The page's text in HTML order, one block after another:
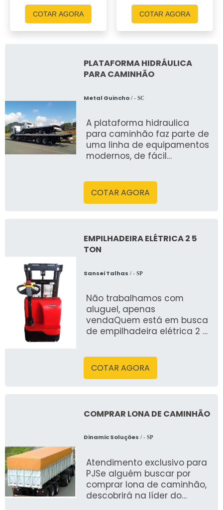
COTAR AGORA COTAR AGORA
PLATAFORMA HIDRÁULICA
PARA CAMINHÃO
Metal Guincho/ - SC
A plataforma hidraulica
para caminhão faz parte de
uma linha de equipamentos
modernos, de fácil
s&atild
COTAR AGORA
EMPILHADEIRA ELÉTRICA 2 5
TON
Sansei Talhas / - SP
Não trabalhamos com
aluguel, apenas
vendaQuem está em busca
de empilhadeira elétrica 2 5
COTAR AGORA
COMPRAR LONA DE CAMINHÃO
Dinamic Soluções / - SP
Atendimento exclusivo para
PJSe alguém buscar por
comprar lona de caminhão,
descobrirá na líder do